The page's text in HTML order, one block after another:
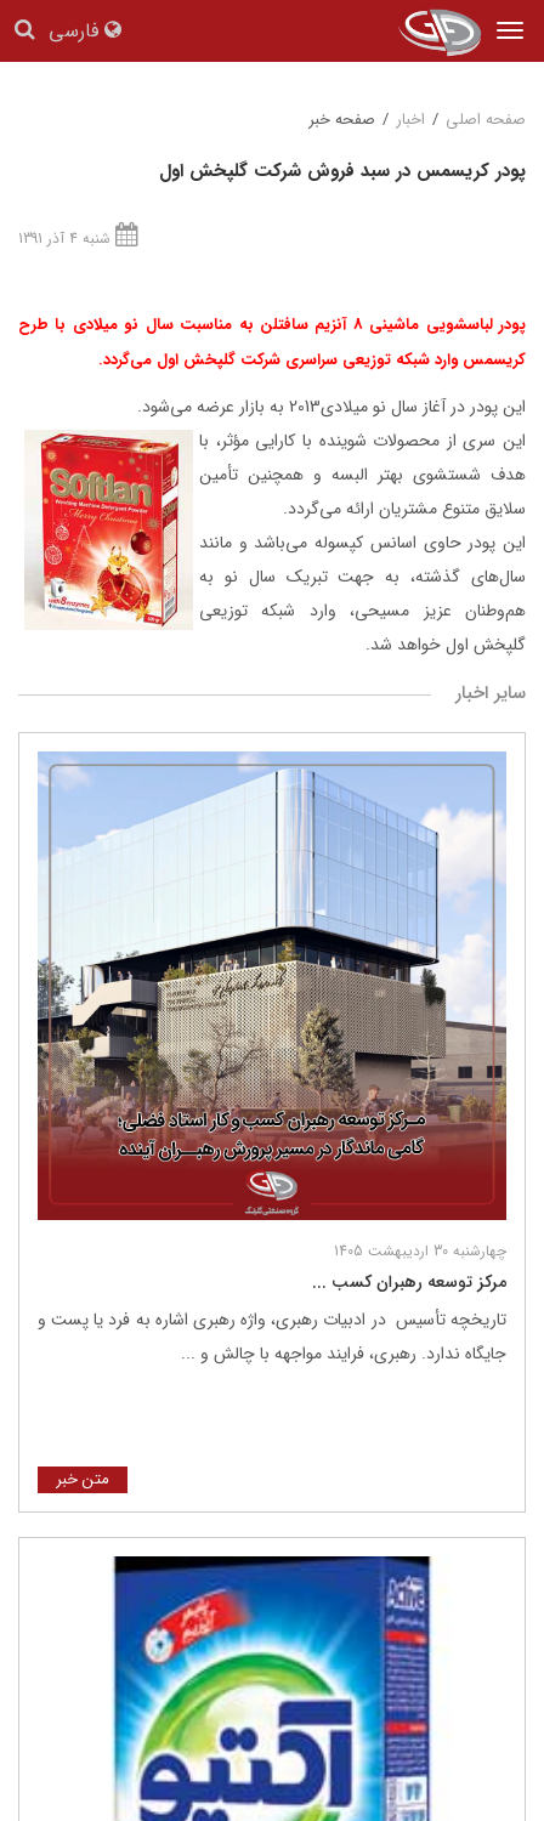
فارسی
صفحه اصلی / اخبار / صفحه خبر
پودر كريسمس در سبد فروش شركت گلپخش اول
شنبه 4 آذر 1391
پودر لباسشویی ماشینی 8 آنزیم سافتلن به مناسبت سال نو میلادی با طرح
کریسمس وارد شبکه توزیعی سراسری شرکت گلپخش اول می‌گردد.
این پودر در آغاز سال نو میلادی2013 به بازار عرضه می‌شود.
این سری از محصولات شوینده با کارایی مؤثر، با
هدف شستشوی بهتر البسه و همچنین تأمین
سلایق متنوع مشتریان ارائه می‌گردد.
این پودر حاوی اسانس کپسوله می‌باشد و مانند
سال‌های گذشته، به جهت تبریک سال نو به
هم‌وطنان عزیز مسیحی، وارد شبکه توزیعی
گلپخش اول خواهد شد.
سایر اخبار
چهارشنبه 30 اردیبهشت 1405
مرکز توسعه رهبران کسب ...
تاریخچه تأسیس در ادبیات رهبری، واژه رهبری اشاره به فرد یا پست و
جایگاه ندارد. رهبری، فرایند مواجهه با چالش و ...
متن خبر